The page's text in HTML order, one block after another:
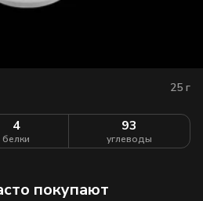
25 г
4
белки
93
углеводы
покупают